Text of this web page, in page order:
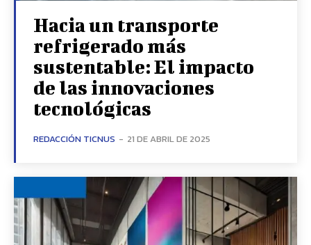
Hacia un transporte
refrigerado más
sustentable: El impacto
de las innovaciones
tecnológicas
REDACCIÓN TICNUS - 21 DE ABRIL DE 2025